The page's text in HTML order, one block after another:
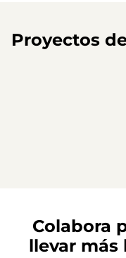
Proyectos
Colabora
llevar más